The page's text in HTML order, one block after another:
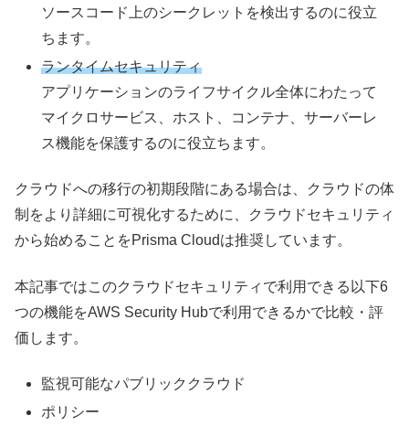
ソースコード上のシークレットを検出するのに役立
ちます。
ランタイムセキュリティ
アプリケーションのライフサイクル全体にわたって
マイクロサービス、ホスト、コンテナ、サーバーレ
ス機能を保護するのに役立ちます。
クラウドへの移行の初期段階にある場合は、クラウドの体
制をより詳細に可視化するために、クラウドセキュリティ
から始めることをPrisma Cloudは推奨しています。
本記事ではこのクラウドセキュリティで利用できる以下6
つの機能をAWS Security Hubで利用できるかで比較・評
価します。
監視可能なパブリッククラウド
ポリシー